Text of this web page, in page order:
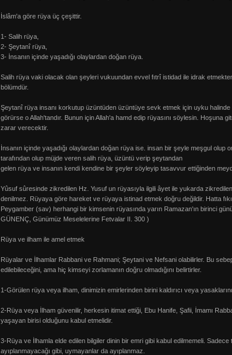
İslâm'a göre rüya üç çeşittir.
1- Salih rüya,
2- Şeytanî rüya,
3- İnsanın içinde yaşadığı olaylardan doğan rüya.
Salih rüya vaki olacak olan şeyleri vukuundan evvel fıtrî istidad ile idrak
bölümdür.
Şeytanî rüya insanı korkutup üzüntüden üzüntüye sevk etmek için uyku
görürse o Allah'tandır. Bunun için Allah'a hamd edip rüyasını söylesin. Hoşuna
zarar verecektir.
İnsanın içinde yaşadığı olaylardan doğan rüya ise. insan bir şeyle meşgul
tarafından olup müjde veren salih rüya, üzüntü verip şeytandan
gelen rüya ve insanın kendi kendine bir şeyler söyleyip tasavvur ettiğinden
Yûsuf sûresinde zikredilen Hz. Yusuf un rüyasıyla ilgili âyet ile yukarda
denilmez. Rüyaya göre hareket ve rüyaya istinad etmek doğru değildir. Hatta
Peygamber (sav) herhangi bir kimsenin rüyasında yarın Ramazan'ın birinci
GÜNENÇ, Günümüz Meselelerine Fetvalar II. 300 )
Rüya ve ilham ile amel etmek
Rüyalar ve İlhamlar Rabbani ve Rahmani; Şeytani ve Nefsani olabilirler. Bu
edilebileceğini, ama hiç kimseyi zorlamanın doğru olmadığını belirtirler.
1-Görülen rüya veya ilham, dinimizin emirlerinden birini kaldırıcı veya
2-Rüya veya İlham güvenilir, herkesin itimat ettiği, Ebu Hanife, Şafii, İmamı
yaşayan birisi olduğunu kabul etmelidir.
3-Rüya ve İlhamla elde edilen bilgiler dinin bir emri gibi kabul edilmemeli.
ayıplanmayacağı gibi, uymayanlar da ayıplanmaz.